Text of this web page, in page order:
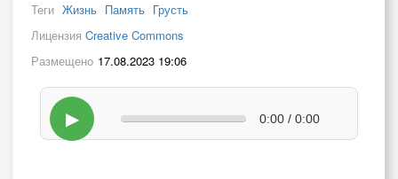
Теги Жизнь Память Грусть
Лицензия Creative Commons
Размещено 17.08.2023 19:06
▶ 0:00 / 0:00